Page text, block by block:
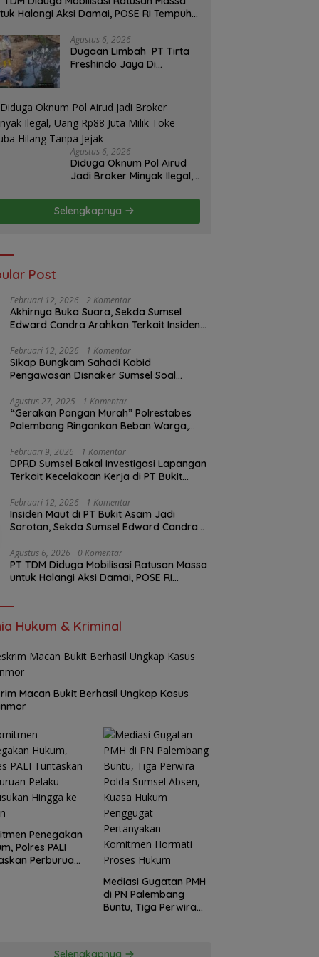
Halangi Aksi Damai, POSE RI Tempuh
Agustus 6, 2026
Dugaan Limbah PT Tirta
Freshindo Jaya Di
Pemerintah dan
Perusahaan
Agustus 6, 2026
Diduga Oknum Pol Airud
Jadi Broker Minyak Ilegal,
Muba Hilang Tanpa Jejak
Selengkapnya
Post
Februari 12, 2026 2 Komentar
Akhirnya Buka Suara, Sekda Sumsel
Edward Candra Arahkan Terkait Insiden
Februari 12, 2026 1 Komentar
Sikap Bungkam Sahadi Kabid
Pengawasan Disnaker Sumsel Soal
Pengawasan K3?
Agustus 27, 2025 1 Komentar
“Gerakan Pangan Murah” Polrestabes
Palembang Ringankan Beban Warga,
Februari 9, 2026 1 Komentar
DPRD Sumsel Bakal Investigasi Lapangan
Terkait Kecelakaan Kerja di PT Bukit
Februari 12, 2026 1 Komentar
Insiden Maut di PT Bukit Asam Jadi
Sorotan, Sekda Sumsel Edward Candra
Agustus 6, 2026 0 Komentar
PT TDM Diduga Mobilisasi Ratusan Massa
untuk Halangi Aksi Damai, POSE RI
Hukum & Kriminal
Macan Bukit Berhasil Ungkap Kasus
Penegakan
Polres PALI
Perburuan
Mediasi Gugatan PMH
di PN Palembang
Buntu, Tiga Perwira
Selengkapnya